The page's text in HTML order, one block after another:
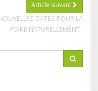
Article suivant
DATES POUR LA
FOIRE NATURELLEMENT !